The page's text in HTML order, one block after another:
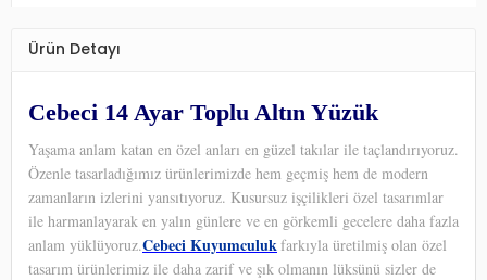
Ürün Detayı
Cebeci 14 Ayar Toplu Altın Yüzük
Yaşama anlam katan en özel anları en güzel takılar ile taçlandırıyoruz.
Özenle tasarladığımız ürünlerimizde hem geçmiş hem de modern
zamanların izlerini yansıtıyoruz. Kusursuz işçilikleri özel tasarımlar
ile harmanlayarak en yalın günlere ve en görkemli gecelere daha fazla
anlam yüklüyoruz.Cebeci Kuyumculukfarkıyla üretilmiş olan özel
tasarım ürünlerimiz ile daha zarif ve şık olmanın lüksünü sizler de